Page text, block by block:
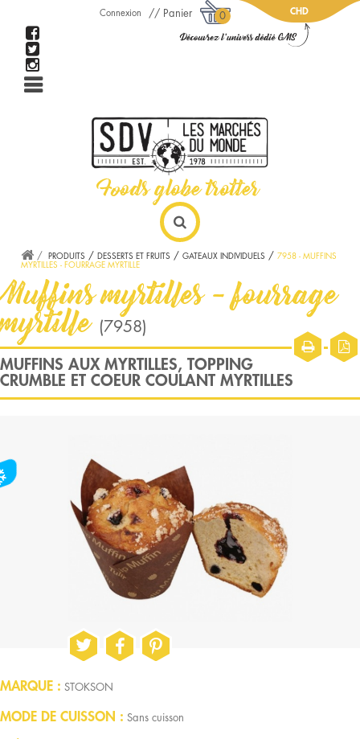
CHD
Panier 0
Connexion
PRODUITS DESSERTS ET FRUITS GATEAUX INDIVIDUELS
7958 - MUFFINS
MYRTILLES - FOURRAGE MYRTILLE
Muffins myrtilles - fourrage
myrtille (7958)
MUFFINS AUX MYRTILLES, TOPPING
CRUMBLE ET COEUR COULANT MYRTILLES
MARQUE STOKSON
MODE DE CUISSON Sans cuisson